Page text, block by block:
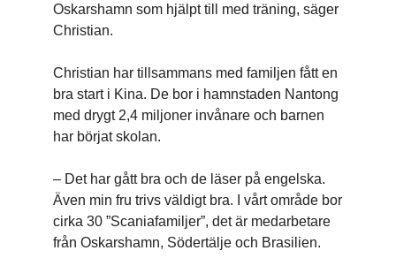
Oskarshamn som hjälpt till med träning, säger
Christian.
Christian har tillsammans med familjen fått en
bra start i Kina. De bor i hamnstaden Nantong
med drygt 2,4 miljoner invånare och barnen
har börjat skolan.
– Det har gått bra och de läser på engelska.
Även min fru trivs väldigt bra. I vårt område bor
cirka 30 ”Scaniafamiljer”, det är medarbetare
från Oskarshamn, Södertälje och Brasilien.